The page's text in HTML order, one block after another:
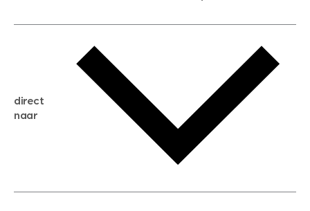
gratis zoekservice
huis verkopen
huis kopen
direct
naar